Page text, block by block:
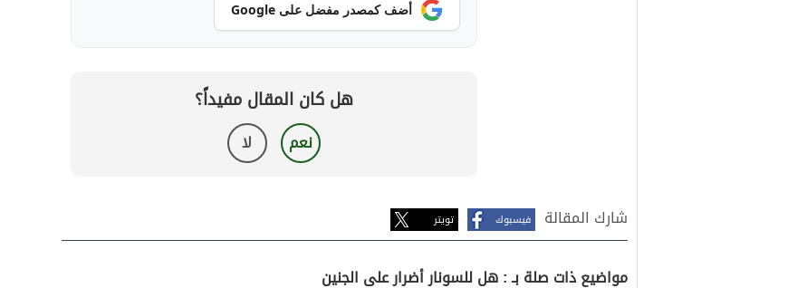
أضف كمصدر مفضل على Google
هل كان المقال مفيداً؟
نعم لا
شارك المقالة فيسبوك تويتر
مواضيع ذات صلة بـ : هل للسونار أضرار على الجنين